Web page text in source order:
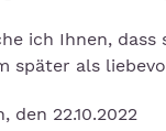
ich Ihnen,
später als
den 22.10.2022